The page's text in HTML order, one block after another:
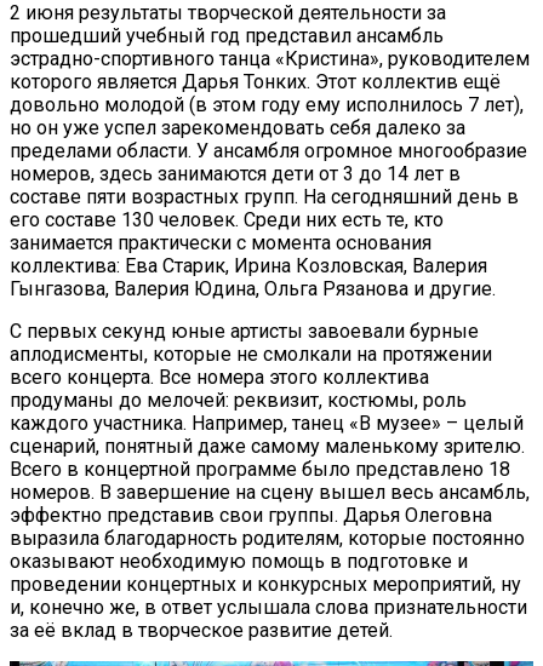
2 июня результаты творческой деятельности за
прошедший учебный год представил ансамбль
эстрадно-спортивного танца «Кристина», руководителем
которого является Дарья Тонких. Этот коллектив ещё
довольно молодой (в этом году ему исполнилось 7 лет),
но он уже успел зарекомендовать себя далеко за
пределами области. У ансамбля огромное многообразие
номеров, здесь занимаются дети от 3 до 14 лет в
составе пяти возрастных групп. На сегодняшний день в
его составе 130 человек. Среди них есть те, кто
занимается практически с момента основания
коллектива: Ева Старик, Ирина Козловская, Валерия
Гынгазова, Валерия Юдина, Ольга Рязанова и другие.
С первых секунд юные артисты завоевали бурные
аплодисменты, которые не смолкали на протяжении
всего концерта. Все номера этого коллектива
продуманы до мелочей: реквизит, костюмы, роль
каждого участника. Например, танец «В музее» – целый
сценарий, понятный даже самому маленькому зрителю.
Всего в концертной программе было представлено 18
номеров. В завершение на сцену вышел весь ансамбль,
эффектно представив свои группы. Дарья Олеговна
выразила благодарность родителям, которые постоянно
оказывают необходимую помощь в подготовке и
проведении концертных и конкурсных мероприятий, ну
и, конечно же, в ответ услышала слова признательности
за её вклад в творческое развитие детей.